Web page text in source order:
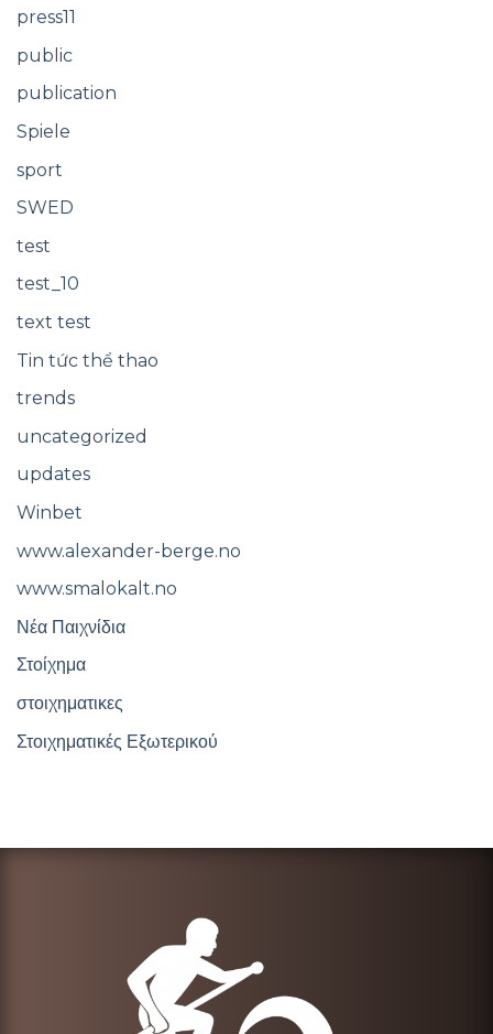
press11
public
publication
Spiele
sport
SWED
test
test_10
text test
Tin tức thể thao
trends
uncategorized
updates
Winbet
www.alexander-berge.no
www.smalokalt.no
Νέα Παιχνίδια
Στοίχημα
στοιχηματικες
Στοιχηματικές Εξωτερικού